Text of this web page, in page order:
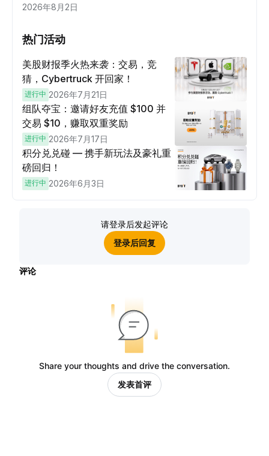
2026年8月2日
热门活动
美股财报季火热来袭：交易，竞
猜，Cybertruck 开回家！
进行中 2026年7月21日
组队夺宝：邀请好友充值 $100 并
交易 $10，赚取双重奖励
进行中 2026年7月17日
积分兑兑碰 — 携手新玩法及豪礼重
磅回归！
进行中 2026年6月3日
请登录后发起评论
登录后回复
评论
Share your thoughts and drive the conversation.
发表首评